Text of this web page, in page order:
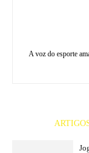
A voz do esporte